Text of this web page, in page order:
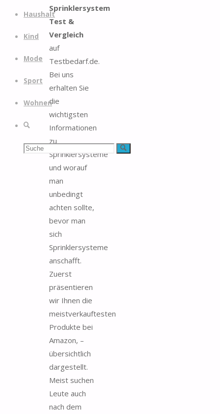
Haushalt
Kind
Mode
Sport
Wohnen
Suche
Suchen Suche
Sprinklersystem
Test &
Vergleich
auf
Testbedarf.de.
Bei uns
erhalten Sie
die
wichtigsten
Informationen
zu
Sprinklersysteme
und worauf
man
unbedingt
achten sollte,
bevor man
sich
Sprinklersysteme
anschafft.
Zuerst
präsentieren
wir Ihnen die
meistverkauftesten
Produkte bei
Amazon, –
übersichtlich
dargestellt.
Meist suchen
Leute auch
nach dem
oben